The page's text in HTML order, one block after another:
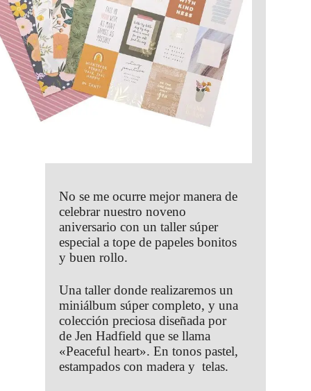
No se me ocurre mejor manera de
celebrar nuestro noveno
aniversario con un taller súper
especial a tope de papeles bonitos
y buen rollo.
Una taller donde realizaremos un
miniálbum súper completo, y una
colección preciosa diseñada por
de Jen Hadfield que se llama
«Peaceful heart». En tonos pastel,
estampados con madera y telas.